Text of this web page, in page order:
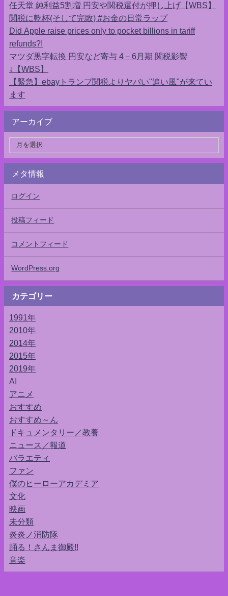
任天堂 純利益5割増 円安や関税還付が押し上げ【WBS】
関税に乾杯(そして完敗) #お金の日常ラップ
Did Apple raise prices only to pocket billions in tariff
refunds?!
マツダ黒字転換 円安など寄与 4－6月期 関税影響
↓【WBS】
【緊急】ebayトランプ関税よりヤバい"追い風"が来てい
ます
アーカイブ
メタ情報
ログイン
投稿フィード
コメントフィード
WordPress.org
カテゴリー
1991年
2010年
2014年
2015年
2019年
AI
アニメ
おすすめ
おすすめ～ん
ドキュメンタリー／教養
ニュース／報道
バラエティ
ファン
僕のヒーローアカデミア
文化
映画
未分類
炎炎ノ消防隊
踊る！さんま御殿!!
音楽